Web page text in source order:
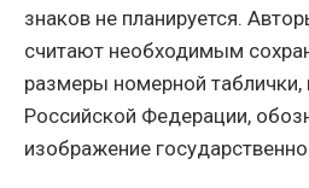
знаков не планируется.
считают необходимым
размеры номерной таблички,
Российской Федерации,
изображение